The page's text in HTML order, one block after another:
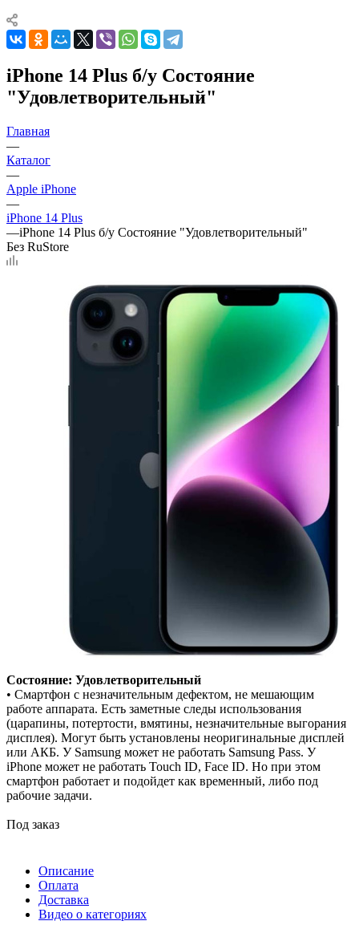
iPhone 14 Plus б/у Состояние
"Удовлетворительный"
Главная
—
Каталог
—
Apple iPhone
—
iPhone 14 Plus
—iPhone 14 Plus б/у Состояние "Удовлетворительный"
Без RuStore
Состояние: Удовлетворительный
• Смартфон с незначительным дефектом, не мешающим
работе аппарата. Есть заметные следы использования
(царапины, потертости, вмятины, незначительные выгорания
дисплея). Могут быть установлены неоригинальные дисплей
или АКБ. У Samsung может не работать Samsung Pass. У
iPhone может не работать Touch ID, Face ID. Но при этом
смартфон работает и подойдет как временный, либо под
рабочие задачи.
Под заказ
Описание
Оплата
Доставка
Видео о категориях